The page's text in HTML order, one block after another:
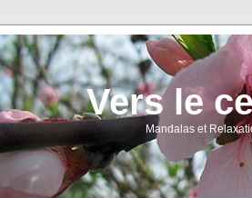
Vers le
Mandalas et